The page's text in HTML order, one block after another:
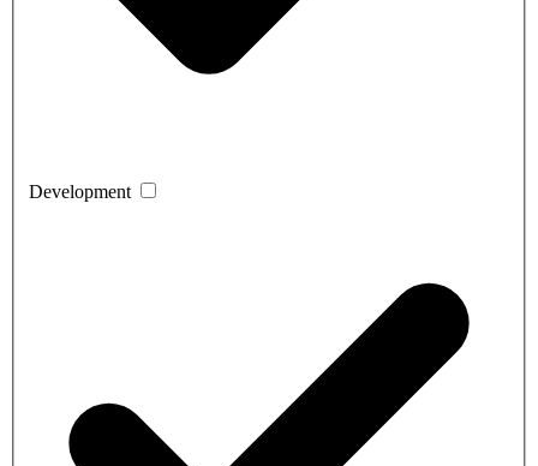
Development